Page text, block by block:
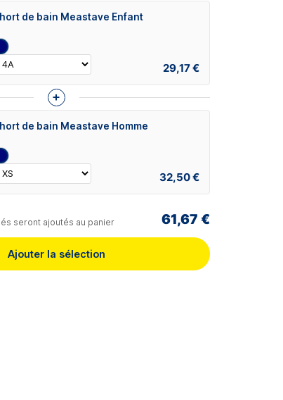
de bain Meastave Enfant
29,17 €
+
de bain Meastave Homme
32,50 €
seront ajoutés au panier 61,67 €
Ajouter la sélection